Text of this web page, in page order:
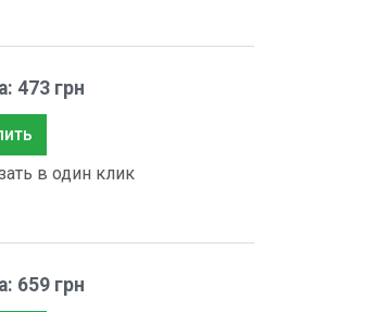
473 грн
в один клик
659 грн